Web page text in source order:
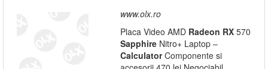
www.olx.ro
Placa Video AMD Radeon RX 570
Sapphire Nitro+ Laptop –
CalculatorComponente si